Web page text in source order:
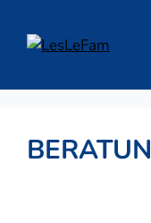
Inhalt
springen